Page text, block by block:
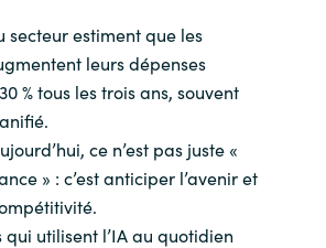
secteur estiment que les
leurs dépenses
% tous les trois ans, souvent
ce n’est pas juste «
» : c’est anticiper l’avenir et
utilisent l’IA au quotidien